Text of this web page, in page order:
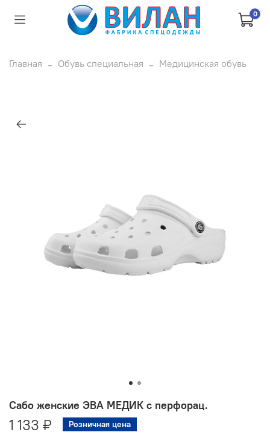
0
Главная Обувь специальная Медицинская обувь
Сабо женские ЭВА МЕДИК с перфорац.
1 133 ₽ Розничная цена